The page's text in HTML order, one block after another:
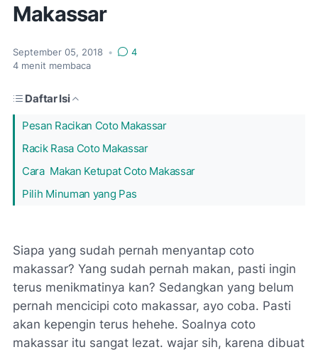
Makassar
September 05, 2018 •
4
4 menit membaca
Daftar Isi
Pesan Racikan Coto Makassar
Racik Rasa Coto Makassar
Cara Makan Ketupat Coto Makassar
Pilih Minuman yang Pas
Siapa yang sudah pernah menyantap coto
makassar? Yang sudah pernah makan, pasti ingin
terus menikmatinya kan? Sedangkan yang belum
pernah mencicipi coto makassar, ayo coba. Pasti
akan kepengin terus hehehe. Soalnya coto
makassar itu sangat lezat. wajar sih, karena dibuat